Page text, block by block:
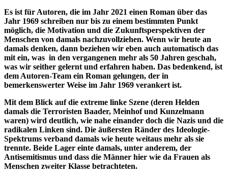
Es ist für Autoren, die im Jahr 2021 einen Roman über das
Jahr 1969 schreiben nur bis zu einem bestimmten Punkt
möglich, die Motivation und die Zukunftsperspektiven der
Menschen von damals nachzuvollziehen. Wenn wir heute an
damals denken, dann beziehen wir eben auch automatisch das
mit ein, was in den vergangenen mehr als 50 Jahren geschah,
was wir seither gelernt und erfahren haben. Das bedenkend, ist
dem Autoren-Team ein Roman gelungen, der in
bemerkenswerter Weise im Jahr 1969 verankert ist.
Mit dem Blick auf die extreme linke Szene (deren Helden
damals die Terroristen Baader, Meinhof und Kunzelmann
waren) wird deutlich, wie nahe einander doch die Nazis und die
radikalen Linken sind. Die äußersten Ränder des Ideologie-
Spektrums verband damals wie heute weitaus mehr als sie
trennte. Beide Lager einte damals, unter anderem, der
Antisemitismus und dass die Männer hier wie da Frauen als
Menschen zweiter Klasse betrachteten.